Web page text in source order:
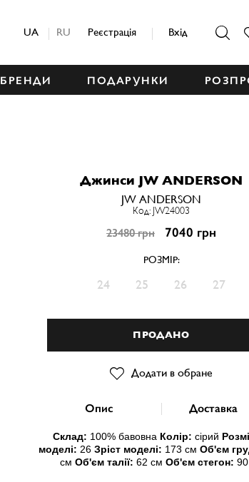
UA RU Реєстрація Вхід
БРЕНДИ ПОДАРУНКИ
Джинси JW ANDERSON
JW ANDERSON
Код: JW24003
23480 грн 7040 грн
РОЗМІР:
24 25 26 27
ПРОДАНО
Додати в обране
Опис Доставка
Склад: 100% бавовна Колір: сірий
моделі: 26 Зріст моделі: 173 см Об'єм
см Об'єм талії: 62 см Об'єм стегон: